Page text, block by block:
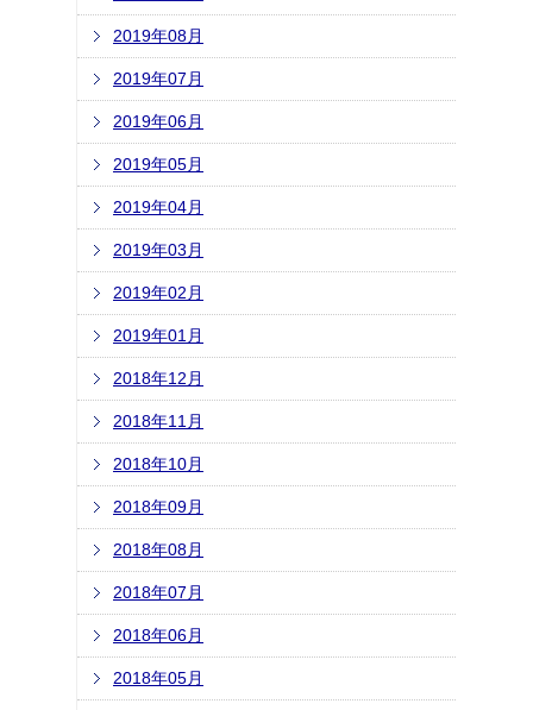
2019年08月
2019年07月
2019年06月
2019年05月
2019年04月
2019年03月
2019年02月
2019年01月
2018年12月
2018年11月
2018年10月
2018年09月
2018年08月
2018年07月
2018年06月
2018年05月